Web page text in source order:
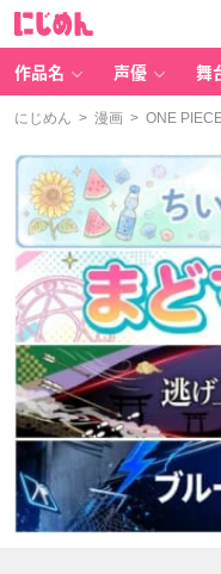
作品名 声優 舞
にじめん > 漫画 > ONE